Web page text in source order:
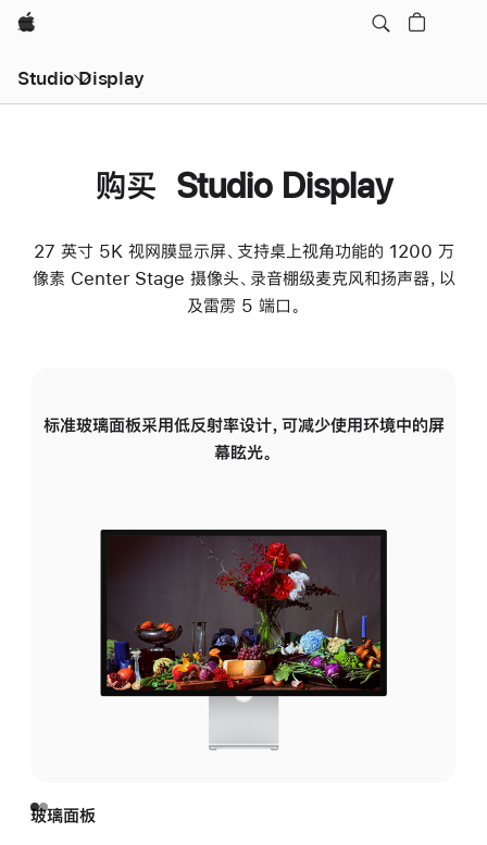
Apple
Studio Display
购买 Studio Display
27 英寸 5K 视网膜显示屏、支持桌上视角功能的 1200 万
像素 Center Stage 摄像头、录音棚级麦克风和扬声器，以
及雷雳 5 端口。
标准玻璃面板采用低反射率设计，可减少使用环境中的屏
幕眩光。
玻璃面板